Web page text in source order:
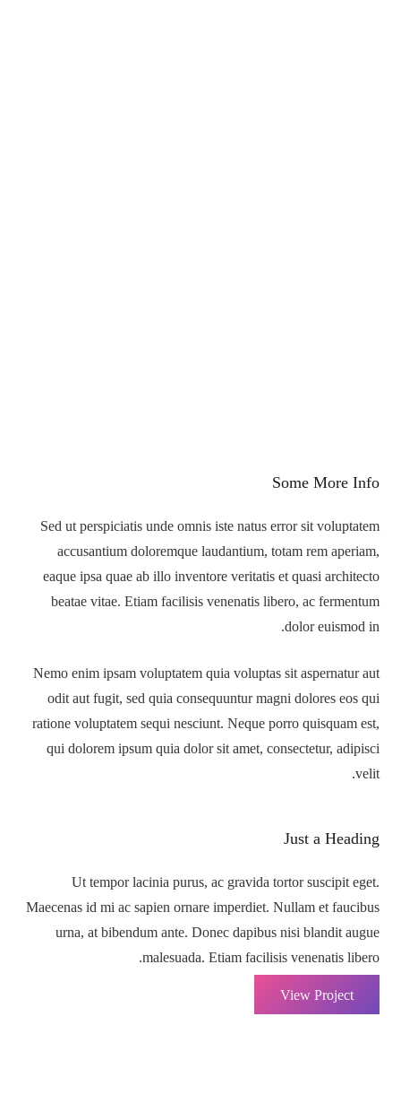
Some More Info
Sed ut perspiciatis unde omnis iste natus error sit voluptatem
accusantium doloremque laudantium, totam rem aperiam,
eaque ipsa quae ab illo inventore veritatis et quasi architecto
beatae vitae. Etiam facilisis venenatis libero, ac fermentum
dolor euismod in.
Nemo enim ipsam voluptatem quia voluptas sit aspernatur aut
odit aut fugit, sed quia consequuntur magni dolores eos qui
ratione voluptatem sequi nesciunt. Neque porro quisquam est,
qui dolorem ipsum quia dolor sit amet, consectetur, adipisci
velit.
Just a Heading
Ut tempor lacinia purus, ac gravida tortor suscipit eget.
Maecenas id mi ac sapien ornare imperdiet. Nullam et faucibus
urna, at bibendum ante. Donec dapibus nisi blandit augue
malesuada. Etiam facilisis venenatis libero.
View Project